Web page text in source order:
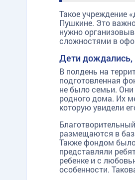
Такое учреждение
Пушкине. Это
нужно
сложностями в
Дети дождались,
В полдень на
подготовленная
не было семьи. Они
родного дома. Их
которую увидели
размещаются в
Также фондом было
представляли
ребенке и с
особенности.